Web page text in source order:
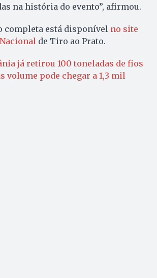
na história do evento”, afirmou.
completa está disponível no site
de Tiro ao Prato.
já retirou 100 toneladas de fios
volume pode chegar a 1,3 mil